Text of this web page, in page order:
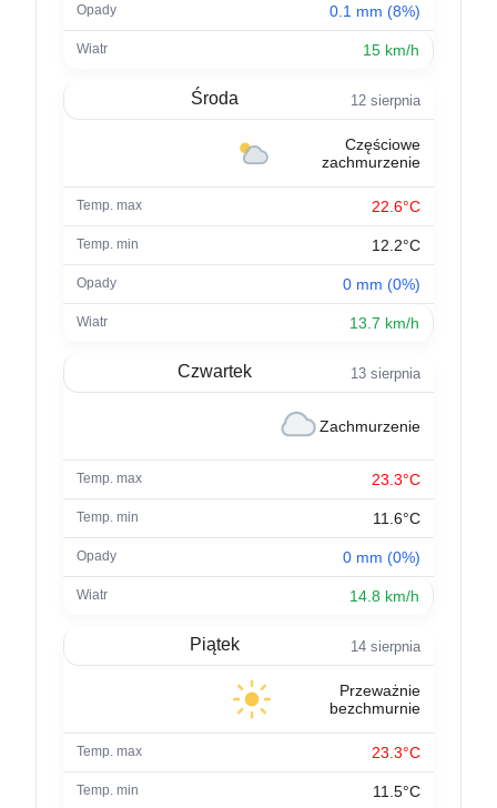
0.1 mm (8%)
15 km/h
Środa 12 sierpnia
Częściowe
zachmurzenie
22.6°C
12.2°C
0 mm (0%)
13.7 km/h
Czwartek 13 sierpnia
Zachmurzenie
23.3°C
11.6°C
0 mm (0%)
14.8 km/h
Piątek 14 sierpnia
Przeważnie
bezchmurnie
23.3°C
11.5°C